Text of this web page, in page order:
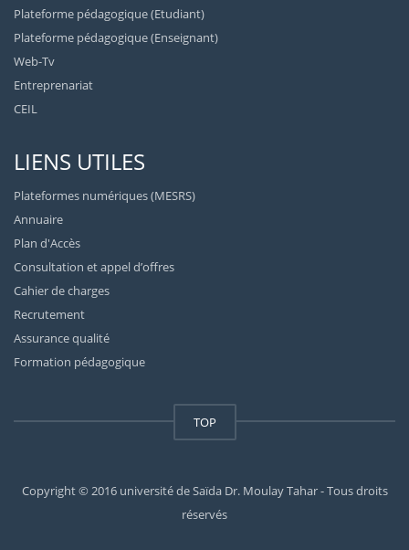
Plateforme pédagogique (Etudiant)
Plateforme pédagogique (Enseignant)
Web-Tv
Entreprenariat
CEIL
LIENS UTILES
Plateformes numériques (MESRS)
Annuaire
Plan d'Accès
Consultation et appel d’offres
Cahier de charges
Recrutement
Assurance qualité
Formation pédagogique
TOP
Copyright © 2016 université de Saïda Dr. Moulay Tahar - Tous droits
réservés